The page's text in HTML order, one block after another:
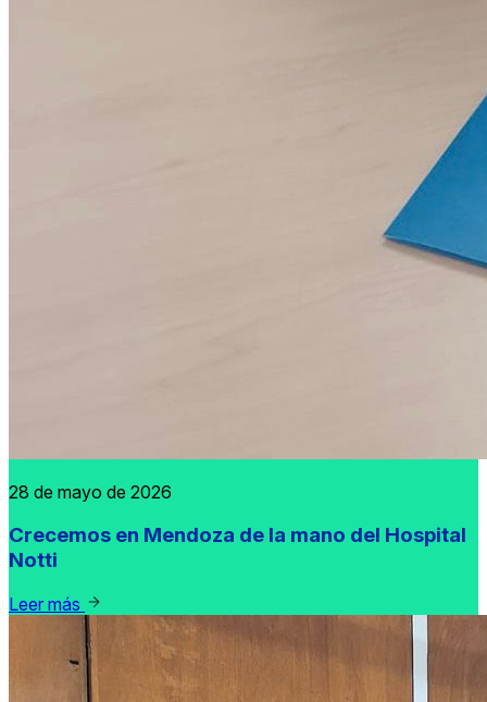
28 de mayo de 2026
Crecemos en Mendoza de la mano del Hospital
Notti
Leer más